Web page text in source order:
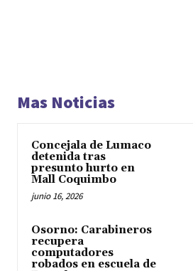
Mas Noticias
Concejala de Lumaco
detenida tras
presunto hurto en
Mall Coquimbo
junio 16, 2026
Osorno: Carabineros
recupera
computadores
robados en escuela de